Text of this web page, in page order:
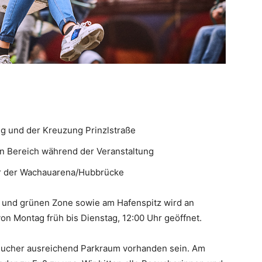
und der Kreuzung Prinzlstraße
Bereich während der Veranstaltung
Wachauarena/Hubbrücke
grünen Zone sowie am Hafenspitz wird an
Montag früh bis Dienstag, 12:00 Uhr geöffnet.
ausreichend Parkraum vorhanden sein. Am